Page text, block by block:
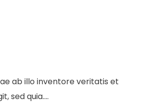
ab illo inventore veritatis et
sed quia....